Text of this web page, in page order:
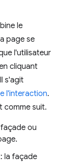
le
page se
l'utilisateur
cliquant
s'agit
l'interaction.
comme suit.
ou
la façade